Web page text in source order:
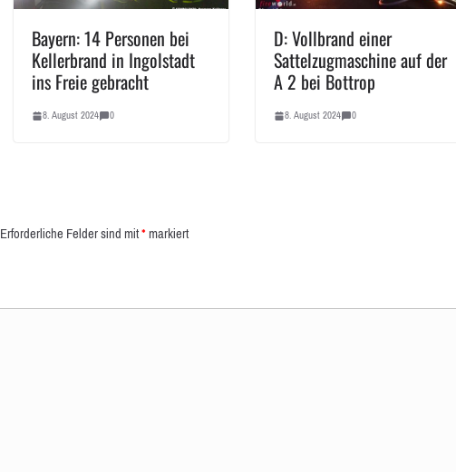
Bayern: 14 Personen bei
Kellerbrand in Ingolstadt
ins Freie gebracht
8. August 2024 0
D: Vollbrand einer
Sattelzugmaschine auf der
A 2 bei Bottrop
8. August 2024 0
Erforderliche Felder sind mit*markiert